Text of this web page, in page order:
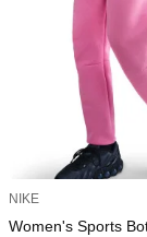
NIKE
Women's Sports